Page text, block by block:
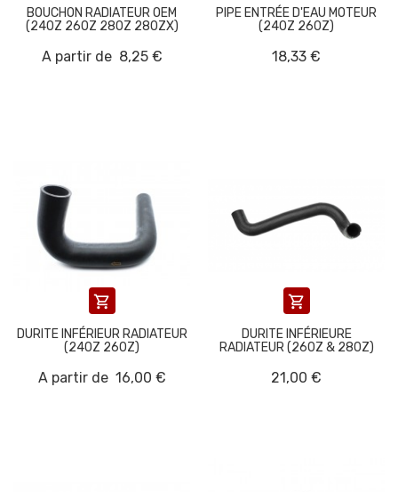
BOUCHON RADIATEUR OEM
(240Z 260Z 280Z 280ZX)
A partir de 8,25 €
PIPE ENTRÉE D'EAU MOTEUR
(240Z 260Z)
18,33 €

DURITE INFÉRIEUR RADIATEUR
(240Z 260Z)
A partir de 16,00 €

DURITE INFÉRIEURE
RADIATEUR (260Z & 280Z)
21,00 €